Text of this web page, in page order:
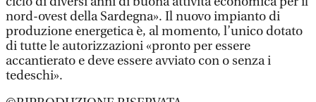
nord-ovest della Sardegna». Il nuovo impianto di
produzione energetica è, al momento, l’unico dotato
di tutte le autorizzazioni «pronto per essere
accantierato e deve essere avviato con o senza i
tedeschi».